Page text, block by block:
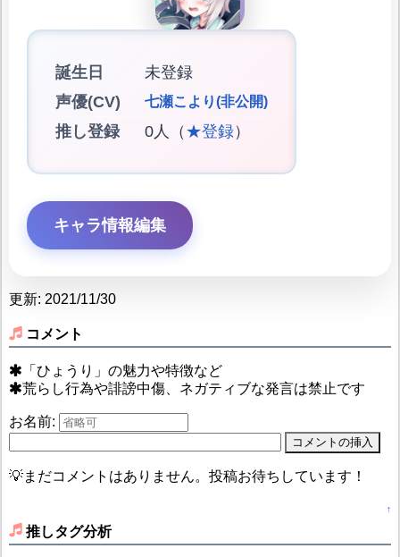
誕生日
未登録
声優(CV)
七瀬こより(非公開)
推し登録 0人（ ★登録）
キャラ情報編集
更新: 2021/11/30
コメント
「ひょうり」の魅力や特徴など
荒らし行為や誹謗中傷、ネガティブな発言は禁止です
お名前:
💡まだコメントはありません。投稿お待ちしています！
↑
推しタグ分析